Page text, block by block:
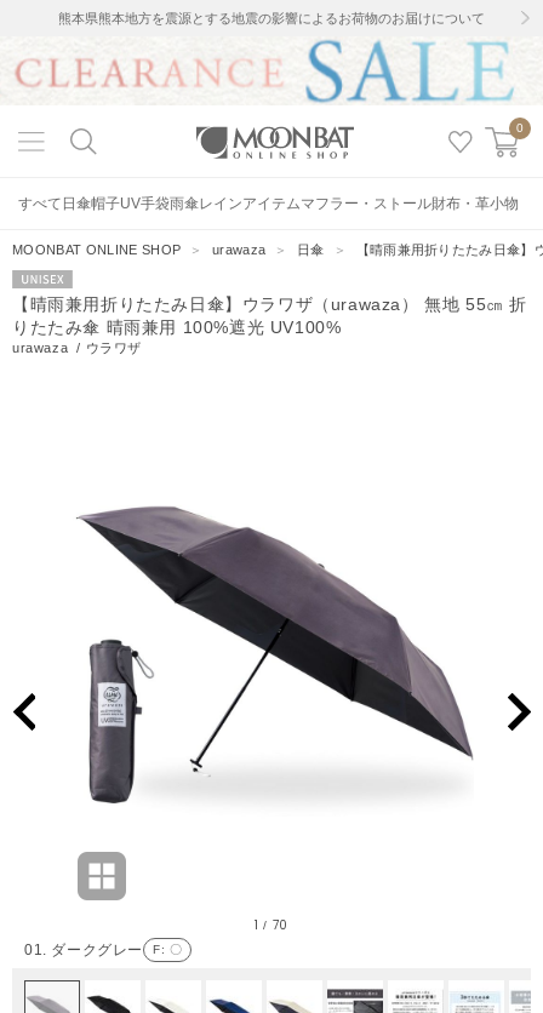
熊本県熊本地方を震源とする地震の影響によるお荷物のお届けについて
0
すべて 日傘帽子UV手袋雨傘レインアイテムマフラー・ストール財布・革小物
MOONBAT ONLINE SHOP ＞urawaza ＞ 日傘 ＞ 【晴雨兼用折りたたみ日傘
UNISEX
【晴雨兼用折りたたみ日傘】ウラワザ（urawaza） 無地 55㎝ 折
りたたみ傘 晴雨兼用 100%遮光 UV100%
urawaza / ウラワザ
01. ダークグレー F: 〇
1 / 70